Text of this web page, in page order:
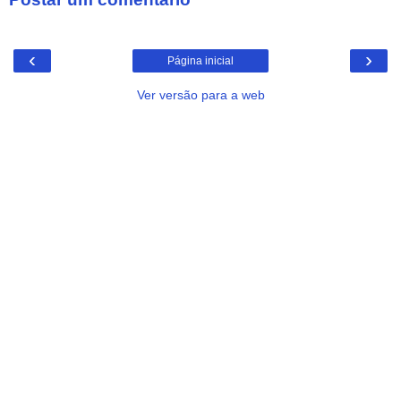
‹ ›
Página inicial
Ver versão para a web